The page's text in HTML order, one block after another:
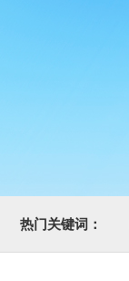
热门关键词：